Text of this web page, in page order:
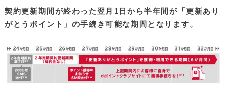
契約更新期間が終わった翌月1日から半年間が「更新あり
がとうポイント」の手続き可能な期間となります。